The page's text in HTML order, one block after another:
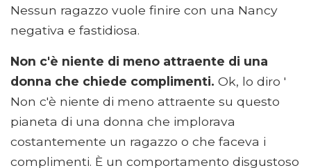
Nessun ragazzo vuole finire con una Nancy
negativa e fastidiosa.
Non c'è niente di meno attraente di una
donna che chiede complimenti. Ok, lo diro '
Non c'è niente di meno attraente su questo
pianeta di una donna che implorava
costantemente un ragazzo o che faceva i
complimenti. È un comportamento disgustoso